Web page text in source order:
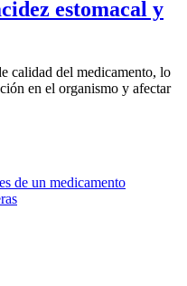
estomacal y
calidad del medicamento, lo
en el organismo y afectar